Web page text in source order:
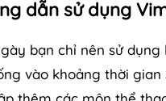
dẫn sử dụng
bạn chỉ nên sử
vào khoảng thời